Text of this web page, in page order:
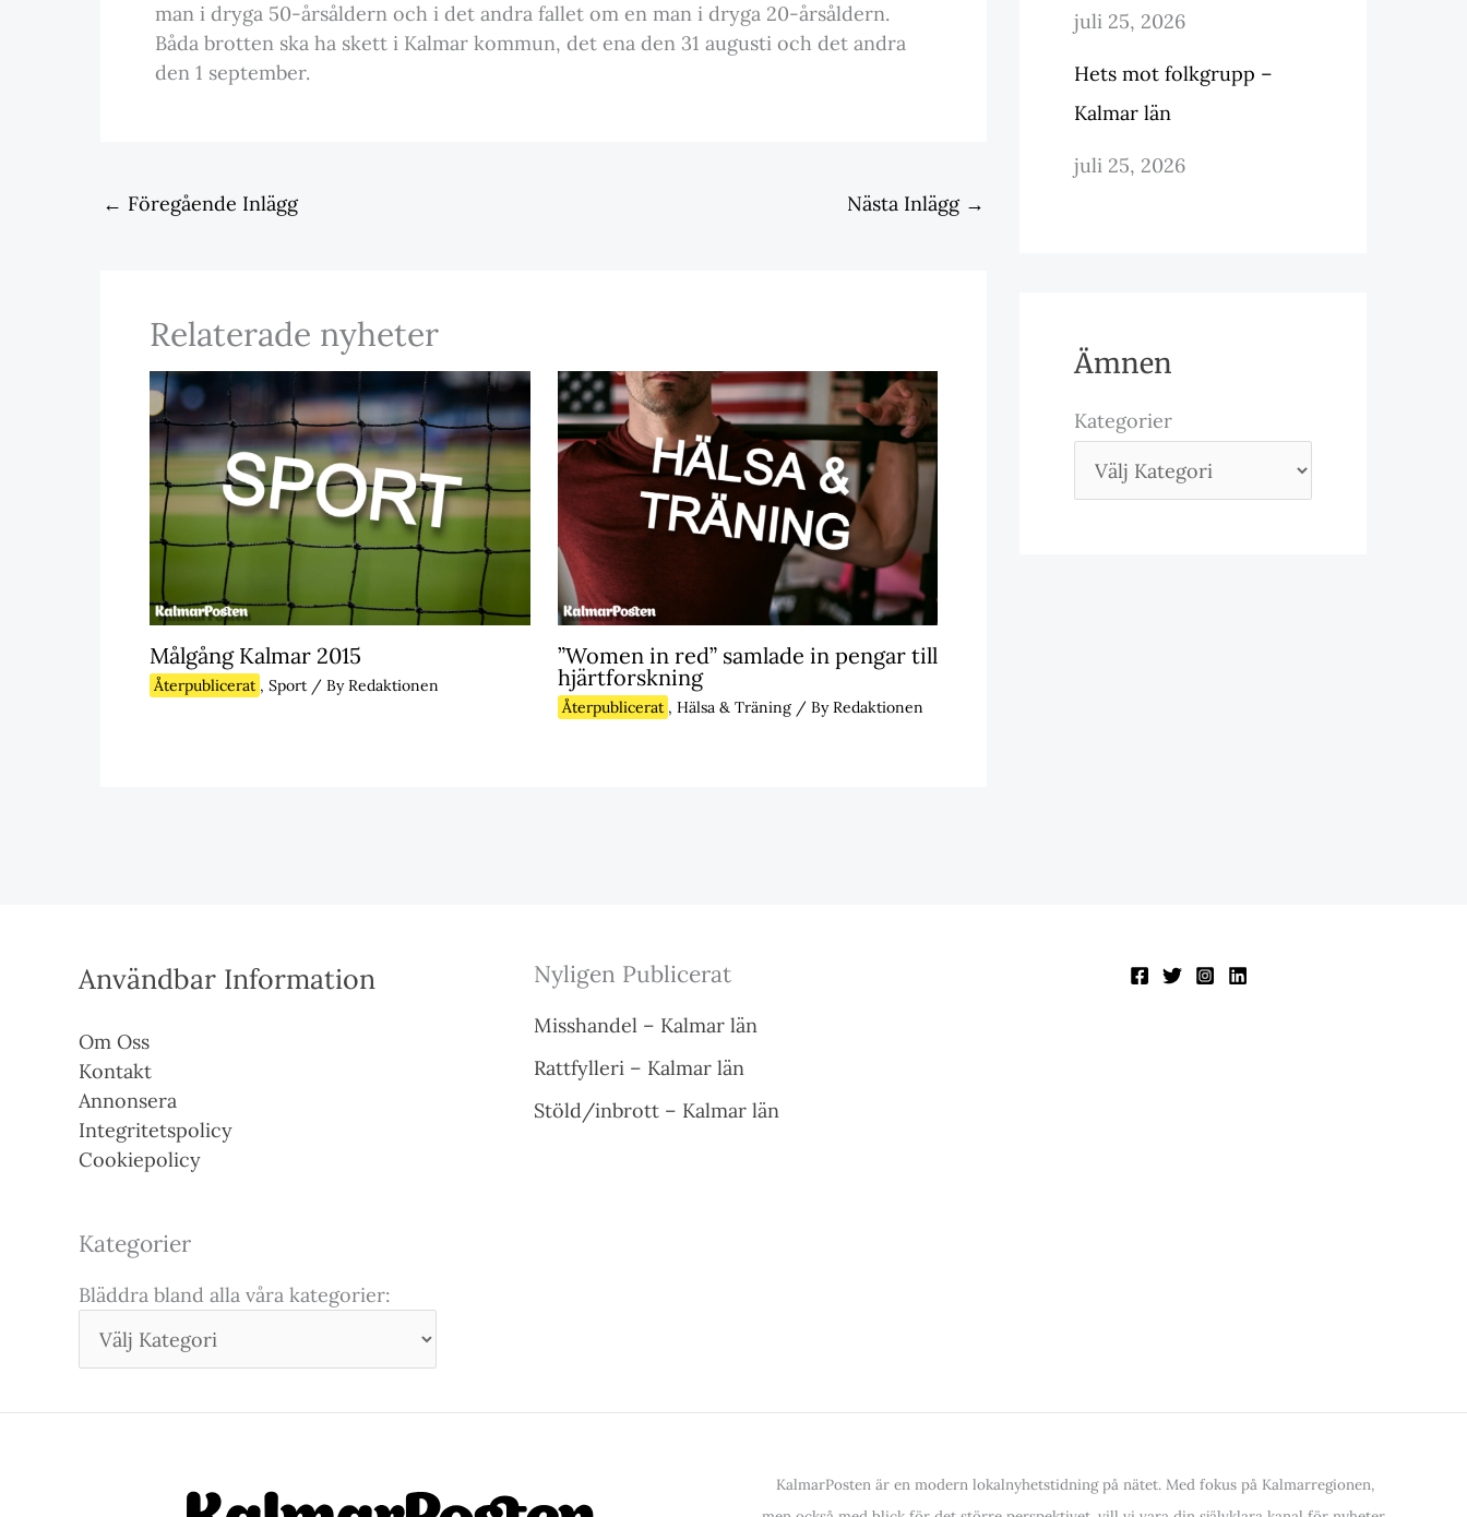
man i dryga 50-årsåldern och i det andra fallet om en man i dryga 20-årsåldern.
Båda brotten ska ha skett i Kalmar kommun, det ena den 31 augusti och det andra
den 1 september.
← Föregående Inlägg Nästa Inlägg →
Relaterade nyheter
Målgång Kalmar 2015
Återpublicerat , Sport / ByRedaktionen
”Women in red” samlade in pengar till
hjärtforskning
Återpublicerat , Hälsa & Träning/ ByRedaktionen
juli 25, 2026
Hets mot folkgrupp –
Kalmar län
juli 25, 2026
Ämnen
Kategorier
Användbar Information
Om Oss
Kontakt
Annonsera
Integritetspolicy
Cookiepolicy
Kategorier
Bläddra bland alla våra kategorier:
Nyligen Publicerat
Misshandel – Kalmar län
Rattfylleri – Kalmar län
Stöld/inbrott – Kalmar län
KalmarPosten är en modern lokalnyhetstidning på nätet. Med fokus på Kalmarregionen,